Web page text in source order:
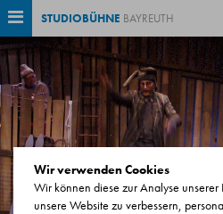
STUDIOBÜHNE BAYREUTH
Wir verwenden Cookies
Wir können diese zur Analyse
unsere Website zu verbessern,